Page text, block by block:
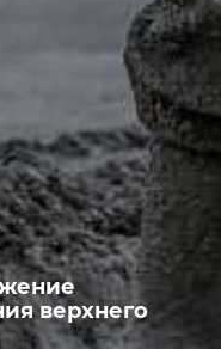
верхнего